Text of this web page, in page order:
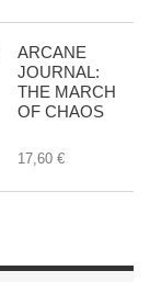
ARCANE
JOURNAL:
THE MARCH
OF CHAOS
17,60 €